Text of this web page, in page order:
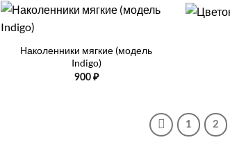
+
Наколенники мягкие (модель
Indigo)
900 ₽
+
1 2